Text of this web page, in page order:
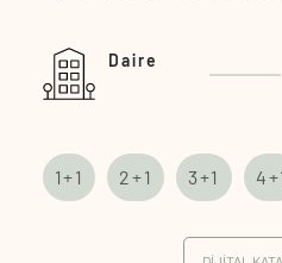
Daire
1+1 2+1 3+1